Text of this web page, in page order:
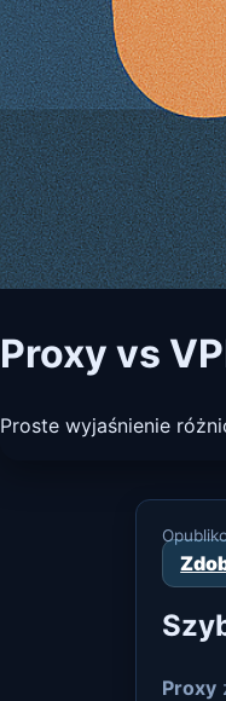
Proxy vs
Proste wyjaśnienie
Proxy